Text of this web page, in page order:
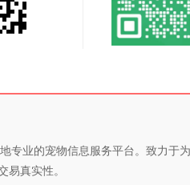
专业的宠物信息服务平台。致力
易真实性。